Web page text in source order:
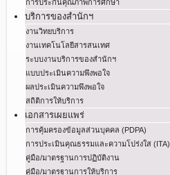
การประกันคุณภาพการศึกษา
บริการของสำนักฯ
งานวิทยบริการ
งานเทคโนโลยีสารสนเทศ
ระบบงานบริการของสำนักฯ
แบบประเมินความพึงพอใจ
ผลประเมินความพึงพอใจ
สถิติการให้บริการ
เอกสารเผยแพร่
การคุ้มครองข้อมูลส่วนบุคคล (PDPA)
การประเมินคุณธรรมและความโปร่งใส (ITA)
คู่มือ/มาตรฐานการปฏิบัติงาน
คู่มือ/มาตรฐานการให้บริการ